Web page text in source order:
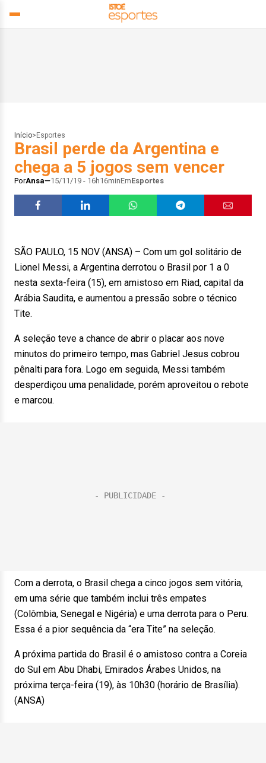
Início> Esportes
Brasil perde da Argentina e
chega a 5 jogos sem vencer
PorAnsa 15/11/19 - 16h16minEmEsportes
SÃO PAULO, 15 NOV (ANSA) – Com um gol solitário de
Lionel Messi, a Argentina derrotou o Brasil por 1 a 0
nesta sexta-feira (15), em amistoso em Riad, capital da
Arábia Saudita, e aumentou a pressão sobre o técnico
Tite.
A seleção teve a chance de abrir o placar aos nove
minutos do primeiro tempo, mas Gabriel Jesus cobrou
pênalti para fora. Logo em seguida, Messi também
desperdiçou uma penalidade, porém aproveitou o rebote
e marcou.
Com a derrota, o Brasil chega a cinco jogos sem vitória,
em uma série que também inclui três empates
(Colômbia, Senegal e Nigéria) e uma derrota para o Peru.
Essa é a pior sequência da “era Tite” na seleção.
A próxima partida do Brasil é o amistoso contra a Coreia
do Sul em Abu Dhabi, Emirados Árabes Unidos, na
próxima terça-feira (19), às 10h30 (horário de Brasília).
(ANSA)